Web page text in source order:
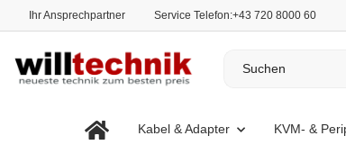
Ihr Ansprechpartner Service Telefon:+43 720 8000 60
Kabel & Adapter KVM- &